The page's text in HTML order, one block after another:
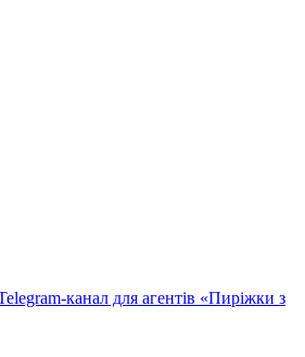
канал для агентів «Пиріжки з